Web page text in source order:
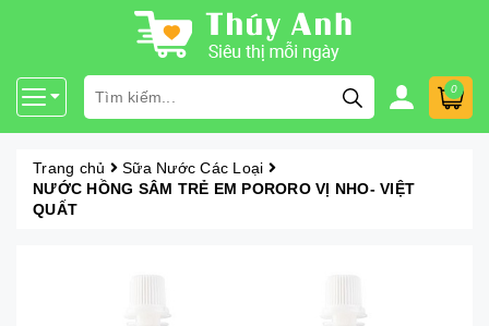
0
Trang chủ
Sữa Nước Các Loại
NƯỚC HỒNG SÂM TRẺ EM PORORO VỊ NHO- VIỆT
QUẤT